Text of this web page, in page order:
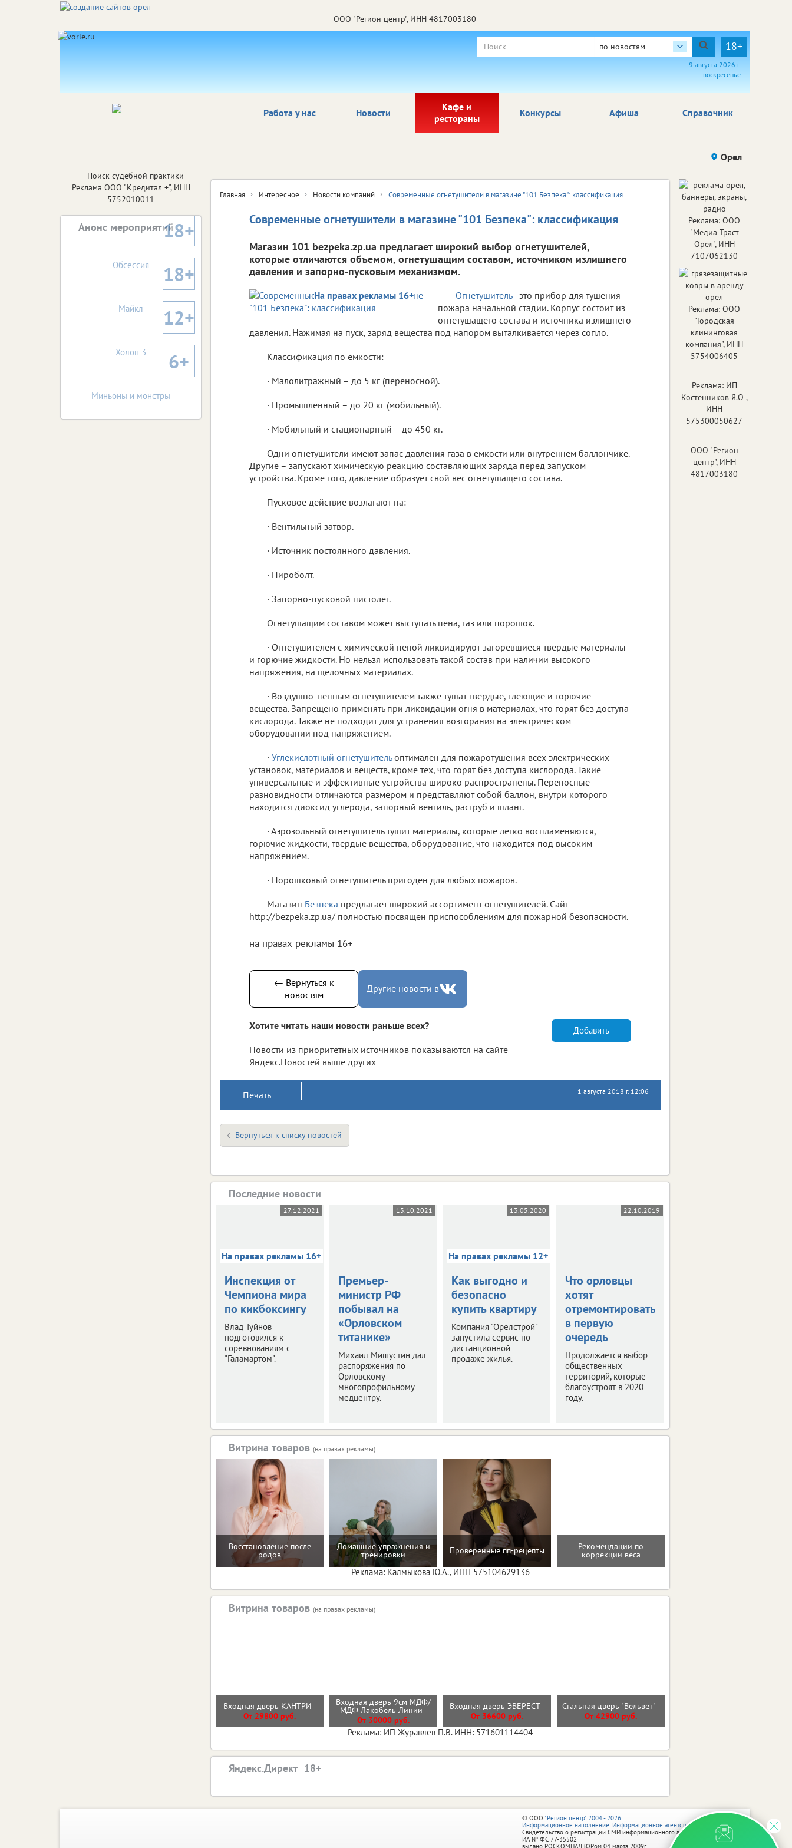
ООО "Регион центр", ИНН 4817003180
по новостям 18+
9 августа 2026 г.
воскресенье
Работа у нас Новости
Кафе и
рестораны
Афиша Справочник
Конкурсы
Орел
Главная Интересное Новости компаний Современные огнетушители в магазине "101 Безпека": классификация
Современные огнетушители в магазине "101 Безпека": классификация
Магазин 101 bezpeka.zp.ua предлагает широкий выбор огнетушителей,
которые отличаются объемом, огнетушащим составом, источником излишнего
давления и запорно-пусковым механизмом.
На правах рекламы 16+ Огнетушитель- это прибор для тушения
пожара начальной стадии. Корпус состоит из
огнетушащего состава и источника излишнего
давления. Нажимая на пуск, заряд вещества под напором выталкивается через сопло.
Классификация по емкости:
· Малолитражный – до 5 кг (переносной).
· Промышленный – до 20 кг (мобильный).
· Мобильный и стационарный – до 450 кг.
Одни огнетушители имеют запас давления газа в емкости или внутреннем баллончике.
Другие – запускают химическую реакцию составляющих заряда перед запуском
устройства. Кроме того, давление образует свой вес огнетушащего состава.
Пусковое действие возлагают на:
· Вентильный затвор.
· Источник постоянного давления.
· Пироболт.
· Запорно-пусковой пистолет.
Огнетушащим составом может выступать пена, газ или порошок.
· Огнетушителем с химической пеной ликвидируют загоревшиеся твердые материалы
и горючие жидкости. Но нельзя использовать такой состав при наличии высокого
напряжения, на щелочных материалах.
· Воздушно-пенным огнетушителем также тушат твердые, тлеющие и горючие
вещества. Запрещено применять при ликвидации огня в материалах, что горят без доступа
кислорода. Также не подходит для устранения возгорания на электрическом
оборудовании под напряжением.
· Углекислотный огнетушительоптимален для пожаротушения всех электрических
установок, материалов и веществ, кроме тех, что горят без доступа кислорода. Такие
универсальные и эффективные устройства широко распространены. Переносные
разновидности отличаются размером и представляют собой баллон, внутри которого
находится диоксид углерода, запорный вентиль, раструб и шланг.
· Аэрозольный огнетушитель тушит материалы, которые легко воспламеняются,
горючие жидкости, твердые вещества, оборудование, что находится под высоким
напряжением.
· Порошковый огнетушитель пригоден для любых пожаров.
Магазин Безпека предлагает широкий ассортимент огнетушителей. Сайт
http://bezpeka.zp.ua/ полностью посвящен приспособлениям для пожарной безопасности.
на правах рекламы 16+
← Вернуться к
новостям
Другие новости в
Хотите читать наши новости раньше всех?
Новости из приоритетных источников показываются на сайте
Яндекс.Новостей выше других
Добавить
Печать 1 августа 2018 г. 12:06
Вернуться к списку новостей
Последние новости
27.12.2021
На правах рекламы 16+
Инспекция от
Чемпиона мира
по кикбоксингу
Влад Туйнов
подготовился к
соревнованиям с
"Галамартом".
13.10.2021
Премьер-
министр РФ
побывал на
«Орловском
титанике»
Михаил Мишустин дал
распоряжения по
Орловскому
многопрофильному
медцентру.
13.05.2020
На правах рекламы 12+
Как выгодно и
безопасно
купить квартиру
Компания "Орелстрой"
запустила сервис по
дистанционной
продаже жилья.
22.10.2019
Что орловцы
хотят
отремонтировать
в первую
очередь
Продолжается выбор
общественных
территорий, которые
благоустроят в 2020
году.
Витрина товаров (на правах рекламы)
Восстановление после
родов
Домашние упражнения и
тренировки Проверенные пп-рецепты Рекомендации по
коррекции веса
Реклама: Калмыкова Ю.А., ИНН 575104629136
Витрина товаров (на правах рекламы)
Входная дверь КАНТРИ
От 29800 руб.
Входная дверь 9см МДФ/
МДФ Лакобель Линии
От 30000 руб.
Входная дверь ЭВЕРЕСТ
От 36600 руб.
Стальная дверь "Вельвет"
От 42900 руб.
Реклама: ИП Журавлев П.В. ИНН: 571601114404
Яндекс.Директ
Реклама ООО "Кредитал +", ИНН
5752010011
Анонс мероприятий18+
Обсессия 18+
Майкл 12+
Холоп 3 6+
Миньоны и монстры
Реклама: ООО
"Медиа Траст
Орёл", ИНН
7107062130
Реклама: ООО
"Городская
клининговая
компания", ИНН
5754006405
Реклама: ИП
Костенников Я.О ,
ИНН
575300050627
ООО "Регион
центр", ИНН
4817003180
© ООО "Регион центр" 2004 - 2026
Информационное наполнение: Информационное агентство vRossii.ru
Свидетельство о регистрации СМИ информационного агентства vRossii.ru
ИА № ФС 77‑35502
выдано РОСКОМНАДЗОРом 04 марта 2009г.